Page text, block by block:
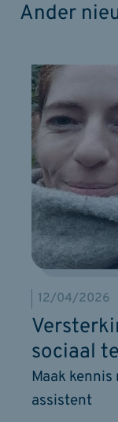
Ander
Maak
assistent
sociaal
12/04/2026